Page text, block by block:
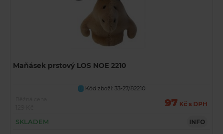
Maňásek prstový LOS NOE 2210
U Kód zboží: 33-27/82210
97 Kč s DPH
SKLADEM INFO